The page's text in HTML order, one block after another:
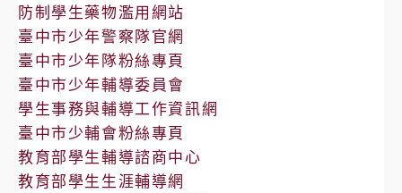
防制學生藥物濫用網站
臺中市少年警察隊官網
臺中市少年隊粉絲專頁
臺中市少年輔導委員會
學生事務與輔導工作資訊網
臺中市少輔會粉絲專頁
教育部學生輔導諮商中心
教育部學生生涯輔導網